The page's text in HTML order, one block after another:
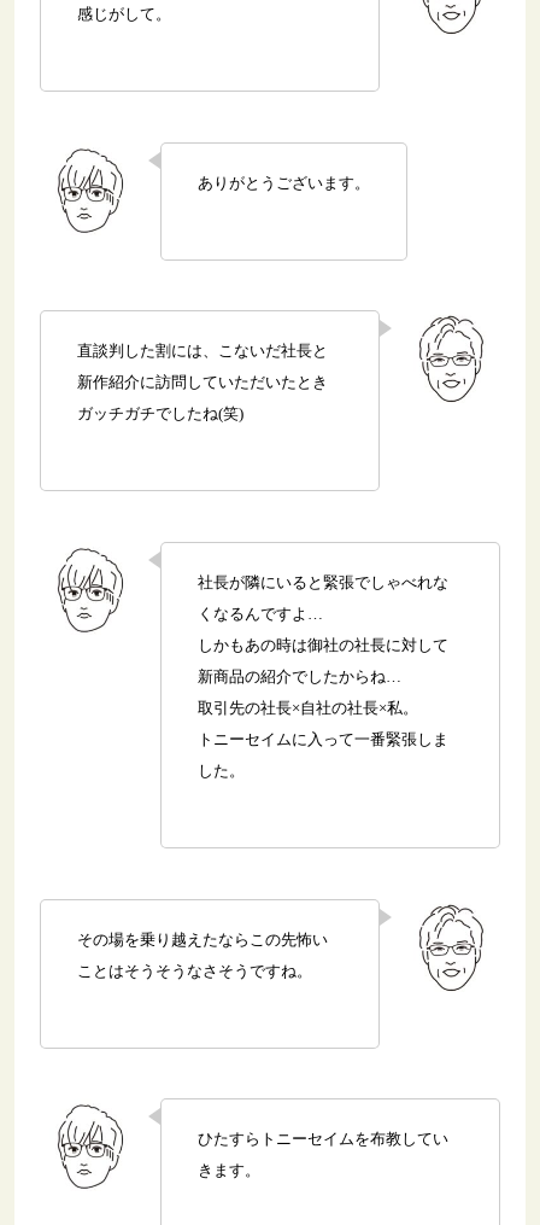
感じがして。
ありがとうございます。
直談判した割には、こないだ社長と
新作紹介に訪問していただいたとき
ガッチガチでしたね(笑)
社長が隣にいると緊張でしゃべれな
くなるんですよ…
しかもあの時は御社の社長に対して
新商品の紹介でしたからね…
取引先の社長×自社の社長×私。
トニーセイムに入って一番緊張しま
した。
その場を乗り越えたならこの先怖い
ことはそうそうなさそうですね。
ひたすらトニーセイムを布教してい
きます。